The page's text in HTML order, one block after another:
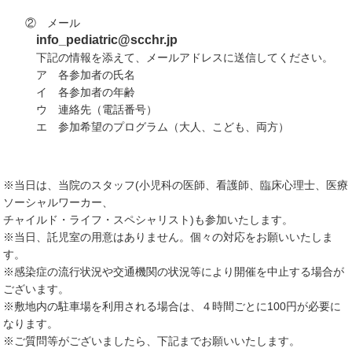
② メール
info_pediatric@scchr.jp
下記の情報を添えて、メールアドレスに送信してください。
ア 各参加者の氏名
イ 各参加者の年齢
ウ 連絡先（電話番号）
エ 参加希望のプログラム（大人、こども、両方）
※当日は、当院のスタッフ(小児科の医師、看護師、臨床心理士、医療
ソーシャルワーカー、
チャイルド・ライフ・スペシャリスト)も参加いたします。
※当日、託児室の用意はありません。個々の対応をお願いいたしま
す。
※感染症の流行状況や交通機関の状況等により開催を中止する場合が
ございます。
※敷地内の駐車場を利用される場合は、４時間ごとに100円が必要に
なります。
※ご質問等がございましたら、下記までお願いいたします。